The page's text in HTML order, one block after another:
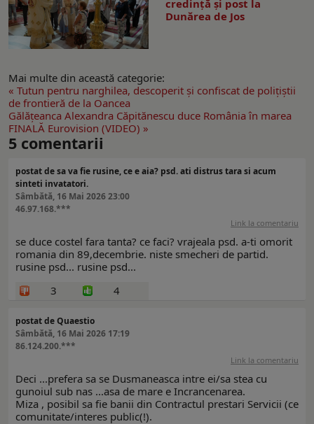
credință și post la
Dunărea de Jos
Mai multe din această categorie:
« Tutun pentru narghilea, descoperit şi confiscat de poliţiştii
de frontieră de la Oancea
Gălăţeanca Alexandra Căpitănescu duce România în marea
FINALĂ Eurovision (VIDEO) »
5 comentarii
postat de sa va fie rusine, ce e aia? psd. ati distrus tara si acum
sinteti invatatori.
Sâmbătă, 16 Mai 2026 23:00
46.97.168.***
Link la comentariu
se duce costel fara tanta? ce faci? vrajeala psd. a-ti omorit
romania din 89,decembrie. niste smecheri de partid.
rusine psd... rusine psd...
3
4
postat de Quaestio
Sâmbătă, 16 Mai 2026 17:19
86.124.200.***
Link la comentariu
Deci ...prefera sa se Dusmaneasca intre ei/sa stea cu
gunoiul sub nas ...asa de mare e Incrancenarea.
Miza , posibil sa fie banii din Contractul prestari Servicii (ce
comunitate/interes public(!).